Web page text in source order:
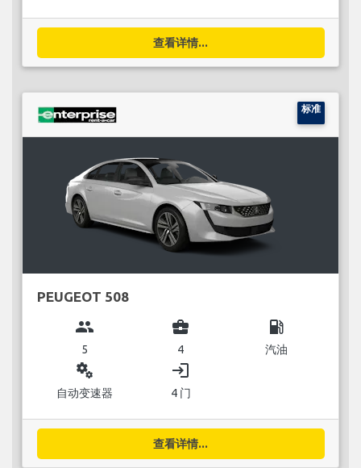
查看详情...
标准
PEUGEOT 508
group
5
business_center
4
local_gas_station
汽油
miscellaneous_services
自动变速器
login
4 门
查看详情...